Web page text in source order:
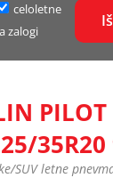
celoletne
zalogi
PILOT
35R20
SUV letne